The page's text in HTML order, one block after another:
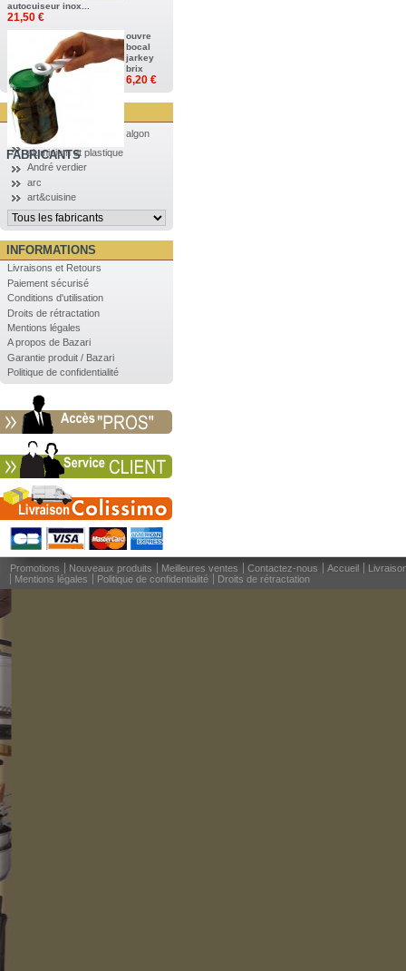
autocuiseur inox...
21,50 €
ouvre
bocal
jarkey
brix
6,20 €
FABRICANTS
algon
aluminium et plastique
André verdier
arc
art&cuisine
INFORMATIONS
Livraisons et Retours
Paiement sécurisé
Conditions d'utilisation
Droits de rétractation
Mentions légales
A propos de Bazari
Garantie produit / Bazari
Politique de confidentialité
Promotions Nouveaux produits Meilleures ventes Contactez-nous Accueil
Mentions légales
Politique de confidentialité Droits de rétractation